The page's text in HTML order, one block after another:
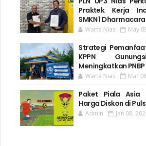
Praktek Kerja
SMKN 1
Warta Nias May
Strategi
KPPN
Meningkatkan PNBP
Warta Nias Mar
Paket Piala Asia
Harga Diskon di
Admin Jan 08,